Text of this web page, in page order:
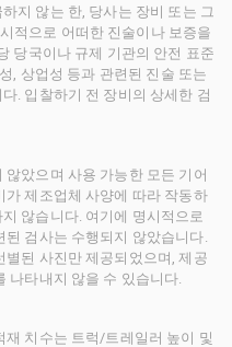
지 않는 한, 당사는 장비 또는 그
적으로 어떠한 진술이나 보증을
당국이나 규제 기관의 안전 표준
, 상업성 등과 관련된 진술 또는
. 입찰하기 전 장비의 상세한 검
았으며 사용 가능한 모든 기어
가 제조업체 사양에 따라 작동하
않습니다. 여기에 명시적으로
검사는 수행되지 않았습니다.
된 사진만 제공되었으며, 제공
나타내지 않을 수 있습니다.
치수는 트럭/트레일러 높이 및